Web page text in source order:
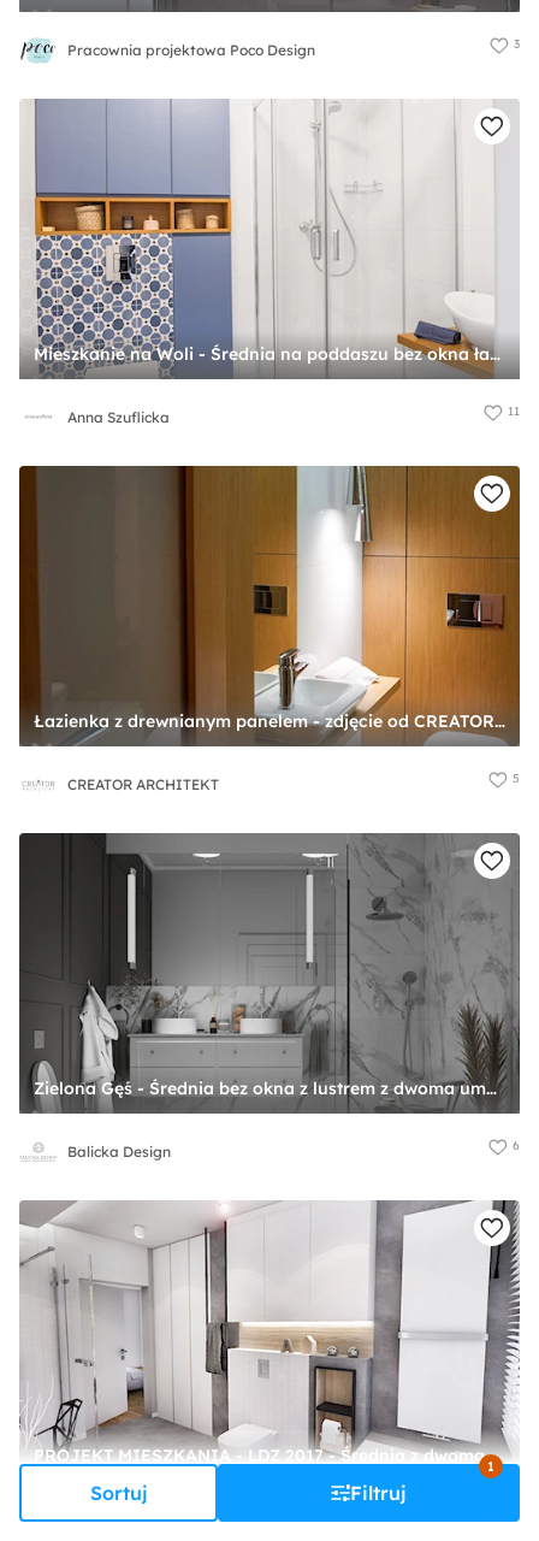
Sortuj Filtruj
1
Pracownia projektowa Poco Design 3
Mieszkanie na Woli - Średnia na poddaszu bez okna łazienka, styl vintage - zdjęcie od Anna Szuflicka
Anna Szuflicka 11
Łazienka z drewnianym panelem - zdjęcie od CREATOR ARCHITEKT
CREATOR ARCHITEKT 5
Zielona Gęś - Średnia bez okna z lustrem z dwoma umywalkami z marmurową podłogą łazienka, styl nowoczesny - zdjęcie od Balicka Design
Balicka Design 6
PROJEKT MIESZKANIA - LDZ 2017 - Średnia z dwoma umywalkami łazienka z oknem - zdjęcie od BIBI Design
BIBI Design